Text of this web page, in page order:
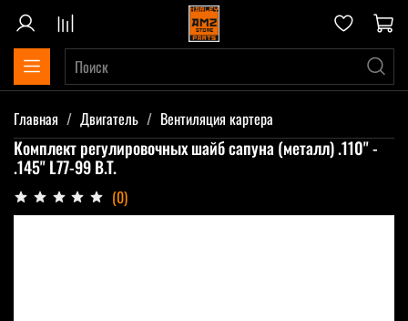
Главная Двигатель Вентиляция картера
Комплект регулировочных шайб сапуна (металл) .110" -
.145" L77-99 B.T.
(0)